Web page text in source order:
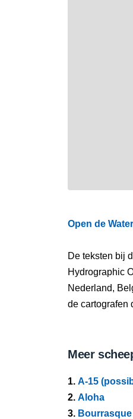
Open de
De teksten bij
Hydrographic
Nederland,
de cartografen
Meer
1. A-15
2. Aloha
3. Bourrasque